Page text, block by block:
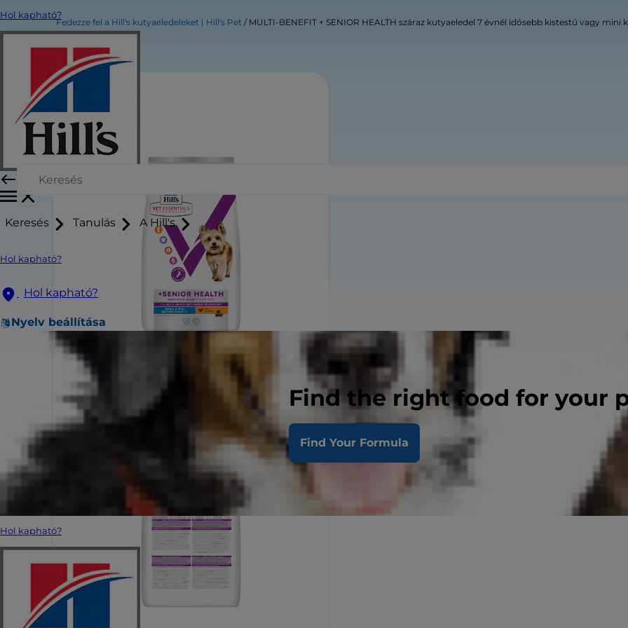
Hol kapható?
Keresés Tanulás A Hill's
Hol kapható?
Hol kapható?
Nyelv beállítása
Find the right food for your
Find Your Formula
Hol kapható?
Fedezze fel a Hill's kutyaeledeleket | Hill's Pet MULTI-BENEFIT + SENIOR HEALTH száraz kutyaeledel 7 évnél idősebb kistestű vagy mini